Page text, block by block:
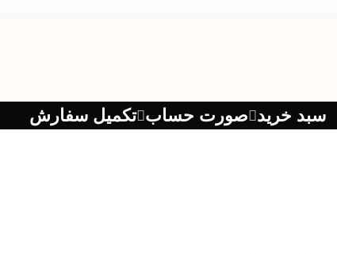
سبد خرید صورت حساب تکمیل سفارش